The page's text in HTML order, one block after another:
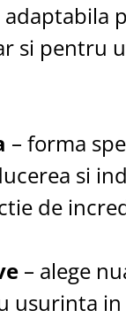
adaptabila
si pentru
– forma
si
de
– alege
usurinta